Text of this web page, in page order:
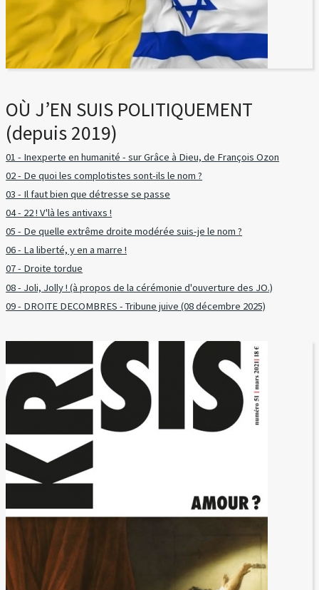
OÙ J’EN SUIS POLITIQUEMENT
(depuis 2019)
01 - Inexperte en humanité - sur Grâce à Dieu, de François Ozon
02 - De quoi les complotistes sont-ils le nom ?
03 - Il faut bien que détresse se passe
04 - 22 ! V'là les antivaxs !
05 - De quelle extrême droite modérée suis-je le nom ?
06 - La liberté, y en a marre !
07 - Droite tordue
08 - Joli, Jolly ! (à propos de la cérémonie d'ouverture des JO.)
09 - DROITE DECOMBRES - Tribune juive (08 décembre 2025)